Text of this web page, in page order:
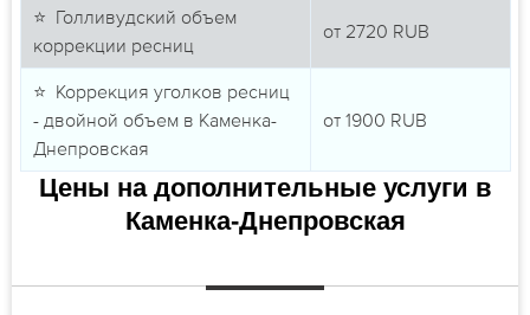
⭐ Голливудский объем
коррекции ресниц
от 2720 RUB
⭐ Коррекция уголков ресниц
- двойной объем в Каменка-
Днепровская
от 1900 RUB
Цены на дополнительные услуги в
Каменка-Днепровская